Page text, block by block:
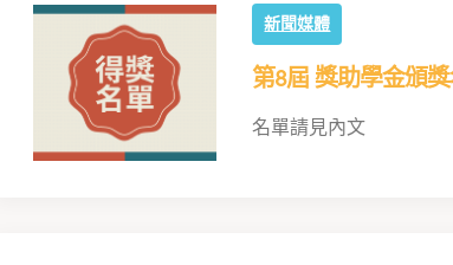
新聞媒體
第8屆 獎助學金頒
名單請見內文